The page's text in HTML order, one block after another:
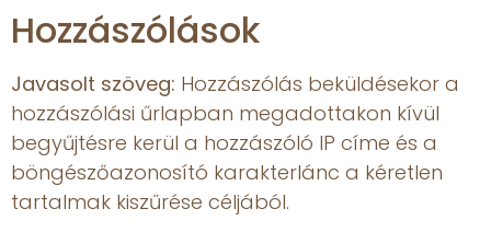
Hozzászólások
Javasolt szöveg: Hozzászólás beküldésekor a
hozzászólási űrlapban megadottakon kívül
begyűjtésre kerül a hozzászóló IP címe és a
böngészőazonosító karakterlánc a kéretlen
tartalmak kiszűrése céljából.